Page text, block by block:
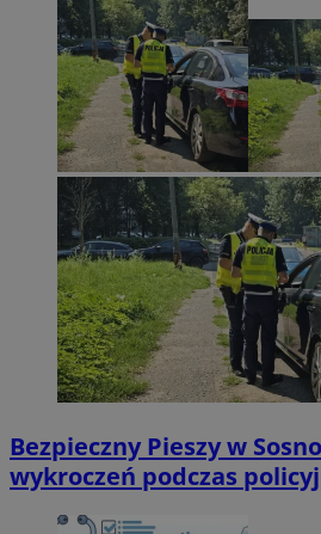
Bezpieczny Pieszy w
wykroczeń podczas